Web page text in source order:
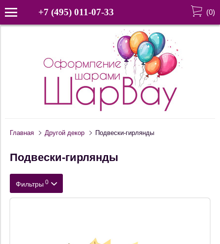
+7 (495) 011-07-33 (0)
Главная Другой декор Подвески-гирлянды
Подвески-гирлянды
Фильтры 0